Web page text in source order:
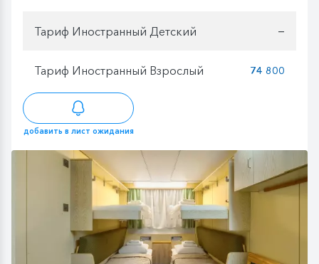
Тариф Иностранный Детский —
Тариф Иностранный Взрослый 74 800
добавить в лист ожидания